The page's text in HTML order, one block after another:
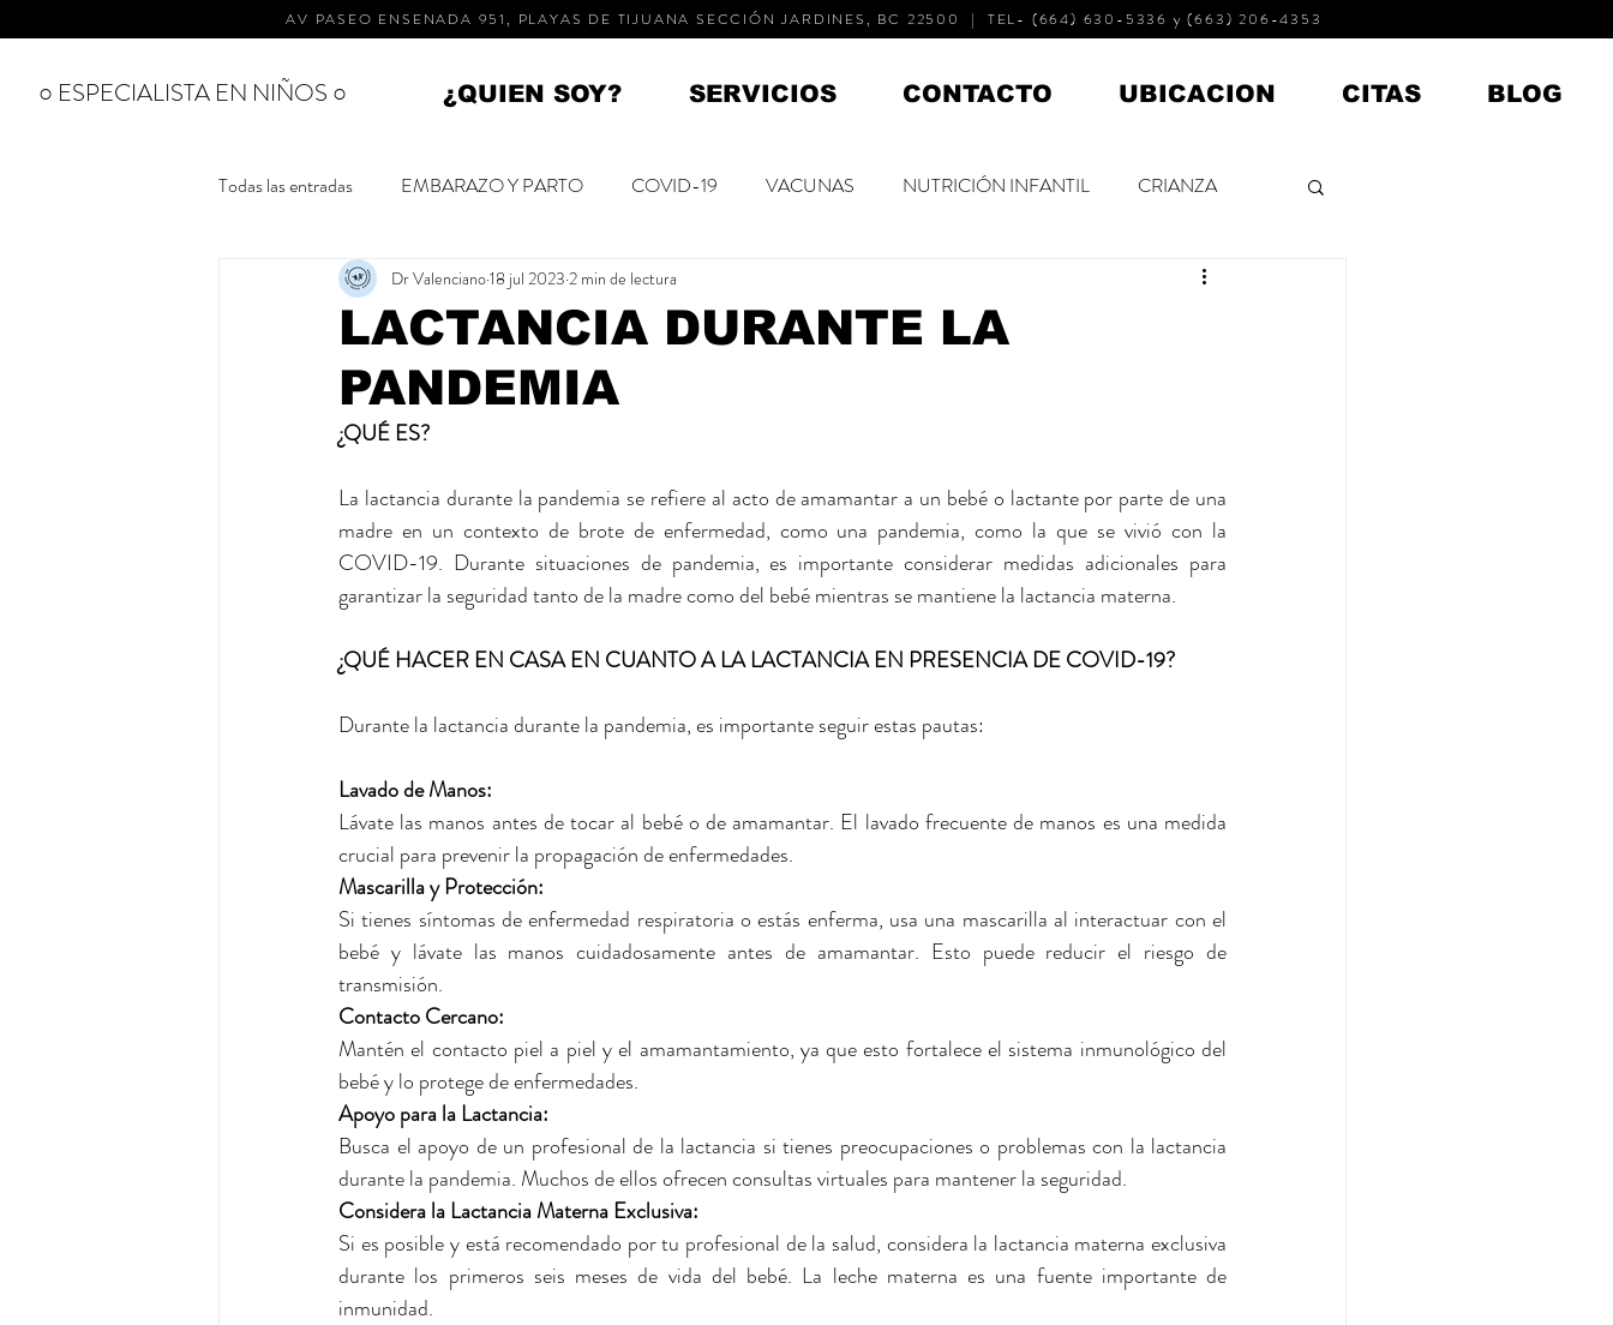
AV PASEO ENSENADA 951, PLAYAS DE TIJUANA SECCIÓN JARDINES, BC 22500 | TEL- (664) 630-5336 y (663) 206-4353
○ ESPECIALISTA EN NIÑOS ○ ¿QUIEN SOY? SERVICIOS CONTACTO UBICACION CITAS BLOG
Todas las entradas EMBARAZO Y PARTO COVID-19 VACUNAS NUTRICIÓN INFANTIL CRIANZA
ESPECIALISTAS RECIEN NACIDOS NIÑOS PEQUEÑOS ADOLESCENTES
SALUD BUCAL CUIDADOS DEL NIÑO
LACTANCIA DURANTE LA
PANDEMIA
Dr Valenciano18 jul 2023 2 min de lectura
¿QUÉ ES?
La lactancia durante la pandemia se refiere al acto de amamantar a un bebé o lactante por parte de una
madre en un contexto de brote de enfermedad, como una pandemia, como la que se vivió con la
COVID-19. Durante situaciones de pandemia, es importante considerar medidas adicionales para
garantizar la seguridad tanto de la madre como del bebé mientras se mantiene la lactancia materna.
¿QUÉ HACER EN CASA EN CUANTO A LA LACTANCIA EN PRESENCIA DE COVID-19?
Durante la lactancia durante la pandemia, es importante seguir estas pautas:
Lavado de Manos:
Lávate las manos antes de tocar al bebé o de amamantar. El lavado frecuente de manos es una medida
crucial para prevenir la propagación de enfermedades.
Mascarilla y Protección:
Si tienes síntomas de enfermedad respiratoria o estás enferma, usa una mascarilla al interactuar con el
bebé y lávate las manos cuidadosamente antes de amamantar. Esto puede reducir el riesgo de
transmisión.
Contacto Cercano:
Mantén el contacto piel a piel y el amamantamiento, ya que esto fortalece el sistema inmunológico del
bebé y lo protege de enfermedades.
Apoyo para la Lactancia:
Busca el apoyo de un profesional de la lactancia si tienes preocupaciones o problemas con la lactancia
durante la pandemia. Muchos de ellos ofrecen consultas virtuales para mantener la seguridad.
Considera la Lactancia Materna Exclusiva:
Si es posible y está recomendado por tu profesional de la salud, considera la lactancia materna exclusiva
durante los primeros seis meses de vida del bebé. La leche materna es una fuente importante de
inmunidad.